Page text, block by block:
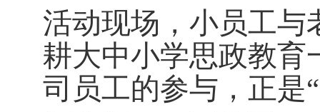
活动现场，小员工与
耕大中小学思政教育
司员工的参与，正是